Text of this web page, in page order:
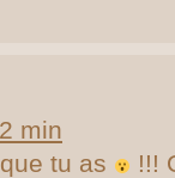
min
tu as
!!!